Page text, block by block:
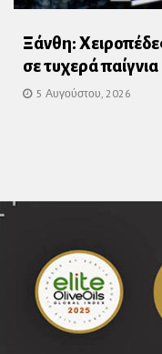
Ξάνθη:
σε τυχερά παίγνια
5 Αυγούστου, 2026